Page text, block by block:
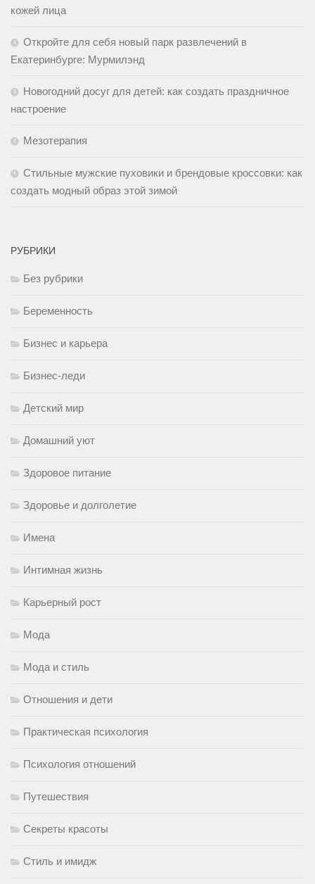
кожей лица
Откройте для себя новый парк развлечений в
Екатеринбурге: Мурмилэнд
Новогодний досуг для детей: как создать праздничное
настроение
Мезотерапия
Стильные мужские пуховики и брендовые кроссовки: как
создать модный образ этой зимой
РУБРИКИ
Без рубрики
Беременность
Бизнес и карьера
Бизнес-леди
Детский мир
Домашний уют
Здоровое питание
Здоровье и долголетие
Имена
Интимная жизнь
Карьерный рост
Мода
Мода и стиль
Отношения и дети
Практическая психология
Психология отношений
Путешествия
Секреты красоты
Стиль и имидж